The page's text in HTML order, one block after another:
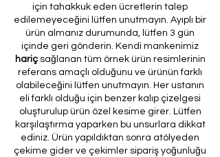
için tahakkuk eden ücretlerin talep
edilemeyeceğini lütfen unutmayın. Ayıplı bir
ürün almanız durumunda, lütfen 3 gün
içinde geri gönderin. Kendi mankenimiz
hariçsağlanan tüm örnek ürün resimlerinin
referans amaçlı olduğunu ve ürünün farklı
olabileceğini lütfen unutmayın. Her ustanın
eli farklı olduğu için benzer kalıp çizelgesi
oluşturulup ürün özel kesime girer. Lütfen
karşılaştırma yaparken bu unsurlara dikkat
ediniz. Ürün yapıldıktan sonra atölyeden
çekime gider ve çekimler sipariş yoğunluğu